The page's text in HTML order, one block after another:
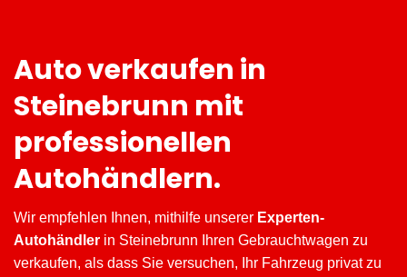
Auto verkaufen in
Steinebrunn mit
professionellen
Autohändlern.
Wir empfehlen Ihnen, mithilfe unserer Experten-
Autohändler in Steinebrunn Ihren Gebrauchtwagen zu
verkaufen, als dass Sie versuchen, Ihr Fahrzeug privat zu